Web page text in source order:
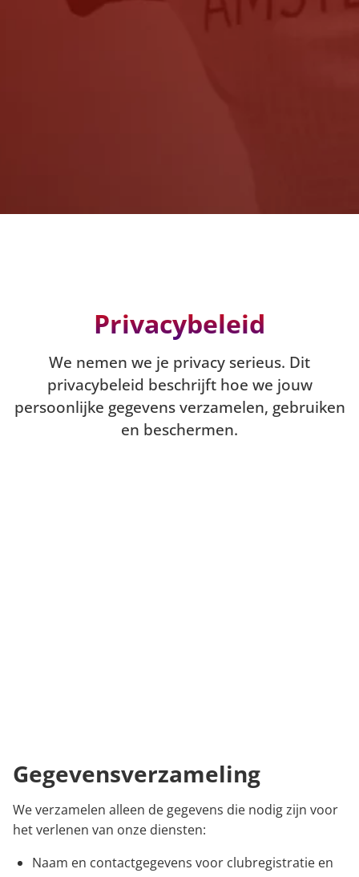
Privacybeleid
We nemen we je privacy serieus. Dit
privacybeleid beschrijft hoe we jouw
persoonlijke gegevens verzamelen, gebruiken
en beschermen.
Gegevensverzameling
We verzamelen alleen de gegevens die nodig zijn voor
het verlenen van onze diensten:
Naam en contactgegevens voor clubregistratie en